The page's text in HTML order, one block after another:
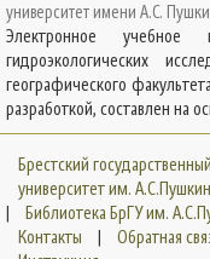
университет имени А.С.
Электронное учебное
гидроэкологических
географического
разработкой, составлен на
Брестский государственный
университет им.
|
Библиотека БрГУ им.
Контакты
| Обратная